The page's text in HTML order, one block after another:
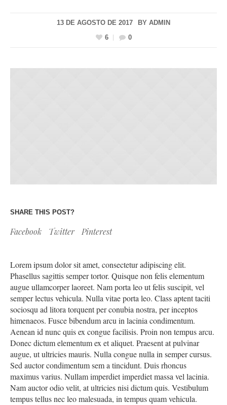
13 DE AGOSTO DE 2017 BY ADMIN
6
0
SHARE THIS POST?
Facebook Twitter Pinterest
Lorem ipsum dolor sit amet, consectetur adipiscing elit.
Phasellus sagittis semper tortor. Quisque non felis elementum
augue ullamcorper laoreet. Nam porta leo ut felis suscipit, vel
semper lectus vehicula. Nulla vitae porta leo. Class aptent taciti
sociosqu ad litora torquent per conubia nostra, per inceptos
himenaeos. Fusce bibendum arcu in lacinia condimentum.
Aenean id nunc quis ex congue facilisis. Proin non tempus arcu.
Donec dictum elementum ex et aliquet. Praesent at pulvinar
augue, ut ultricies mauris. Nulla congue nulla in semper cursus.
Sed auctor condimentum sem a tincidunt. Duis rhoncus
maximus varius. Nullam imperdiet imperdiet massa vel lacinia.
Nam auctor odio velit, at ultricies nisi dictum quis. Vestibulum
tempus tellus nec leo malesuada, in tempus quam vehicula.